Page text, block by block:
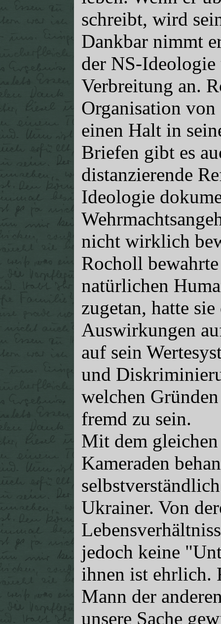
schreibt, wird
Dankbar nimmt
der NS-Ideologie
Verbreitung an.
Organisation von
einen Halt in
Briefen gibt es
distanzierende
Ideologie
nicht wirklich
Rocholl
natürlichen
zugetan, hatte
Auswirkungen
auf sein
und
welchen
fremd zu sein.
Mit dem
Kameraden
Ukrainer. Von
jedoch keine
ihnen ist ehrlich.
Mann der
unsere Sache